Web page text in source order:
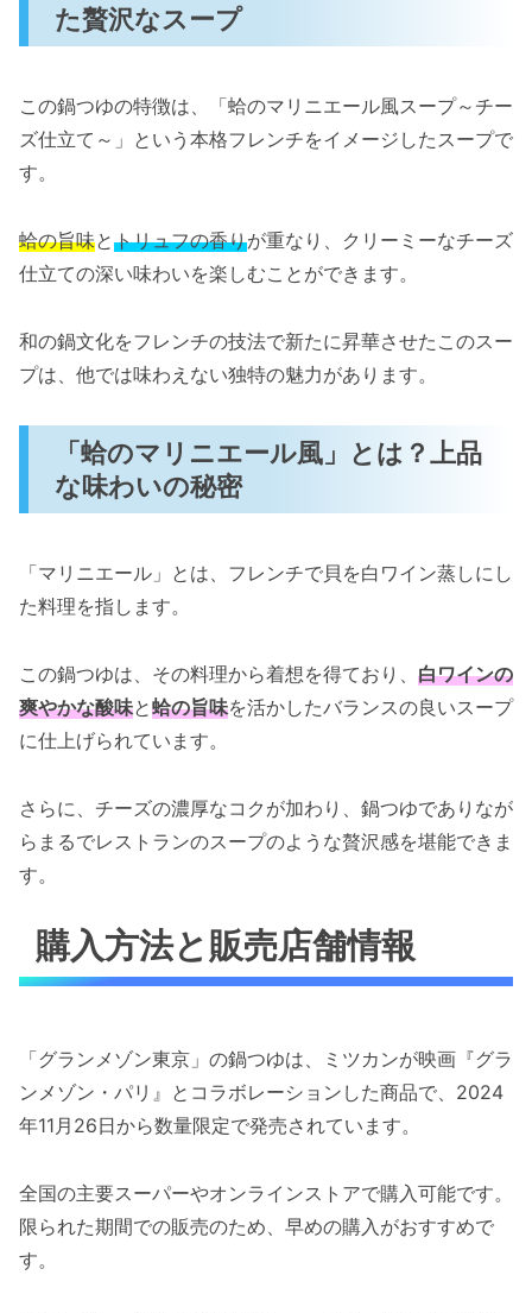
た贅沢なスープ
この鍋つゆの特徴は、「蛤のマリニエール風スープ～チー
ズ仕立て～」という本格フレンチをイメージしたスープで
す。
蛤の旨味とトリュフの香りが重なり、クリーミーなチーズ
仕立ての深い味わいを楽しむことができます。
和の鍋文化をフレンチの技法で新たに昇華させたこのスー
プは、他では味わえない独特の魅力があります。
「蛤のマリニエール風」とは？上品
な味わいの秘密
「マリニエール」とは、フレンチで貝を白ワイン蒸しにし
た料理を指します。
この鍋つゆは、その料理から着想を得ており、 白ワインの
爽やかな酸味と蛤の旨味を活かしたバランスの良いスープ
に仕上げられています。
さらに、チーズの濃厚なコクが加わり、鍋つゆでありなが
らまるでレストランのスープのような贅沢感を堪能できま
す。
購入方法と販売店舗情報
「グランメゾン東京」の鍋つゆは、ミツカンが映画『グラ
ンメゾン・パリ』とコラボレーションした商品で、2024
年11月26日から数量限定で発売されています。
全国の主要スーパーやオンラインストアで購入可能です。
限られた期間での販売のため、早めの購入がおすすめで
す。